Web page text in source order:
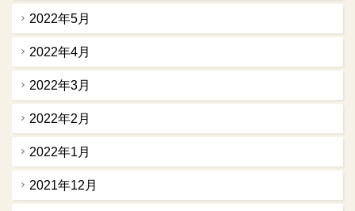
2022年5月
2022年4月
2022年3月
2022年2月
2022年1月
2021年12月